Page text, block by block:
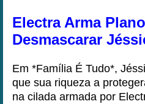
Electra Arma
Desmascarar
Em *Família É Tudo*,
que sua riqueza a
na cilada armada por